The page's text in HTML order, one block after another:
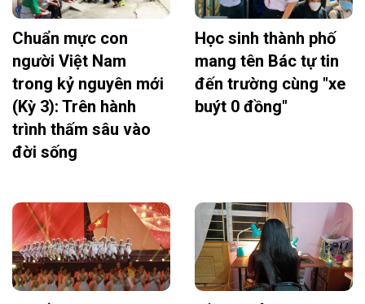
Chuẩn mực con
người Việt Nam
trong kỷ nguyên mới
(Kỳ 3): Trên hành
trình thấm sâu vào
đời sống
Học sinh thành phố
mang tên Bác tự tin
đến trường cùng "xe
buýt 0 đồng"